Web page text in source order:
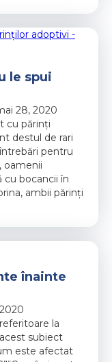
le spui
28, 2020
cu părinți
destul de rari
pentru
oamenii
cu bocancii în
ambii părinți
înainte
la
subiect
este afectat